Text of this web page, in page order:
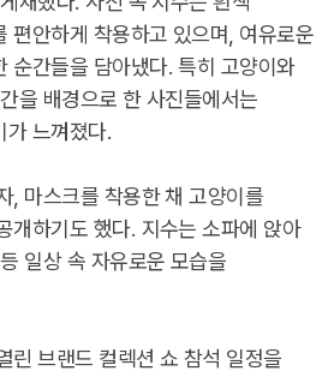
편안하게 착용하고 있으며, 여유로운
순간들을 담아냈다. 특히 고양이와
을 배경으로 한 사진들에서는
가 느껴졌다.
, 마스크를 착용한 채 고양이를
개하기도 했다. 지수는 소파에 앉아
일상 속 자유로운 모습을
린 브랜드 컬렉션 쇼 참석 일정을